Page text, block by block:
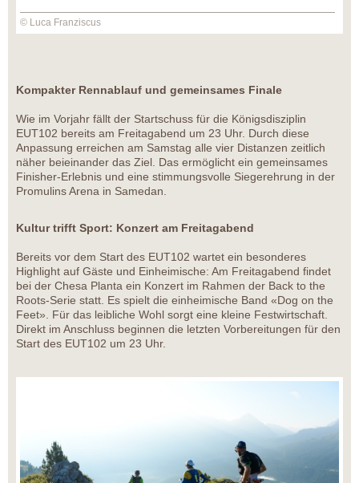
© Luca Franziscus
Kompakter Rennablauf und gemeinsames Finale
Wie im Vorjahr fällt der Startschuss für die Königsdisziplin
EUT102 bereits am Freitagabend um 23 Uhr. Durch diese
Anpassung erreichen am Samstag alle vier Distanzen zeitlich
näher beieinander das Ziel. Das ermöglicht ein gemeinsames
Finisher-Erlebnis und eine stimmungsvolle Siegerehrung in der
Promulins Arena in Samedan.
Kultur trifft Sport: Konzert am Freitagabend
Bereits vor dem Start des EUT102 wartet ein besonderes
Highlight auf Gäste und Einheimische: Am Freitagabend findet
bei der Chesa Planta ein Konzert im Rahmen der Back to the
Roots-Serie statt. Es spielt die einheimische Band «Dog on the
Feet». Für das leibliche Wohl sorgt eine kleine Festwirtschaft.
Direkt im Anschluss beginnen die letzten Vorbereitungen für den
Start des EUT102 um 23 Uhr.